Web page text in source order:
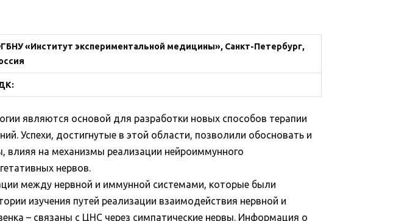
«Институт экспериментальной медицины», Санкт-Петербург,
являются основой для разработки новых способов терапии
Успехи, достигнутые в этой области, позволили обосновать и
на механизмы реализации нейроиммунного
нервов.
между нервной и иммунной системами, которые были
изучения путей реализации взаимодействия нервной и
– связаны с ЦНС через симпатические нервы. Информация о